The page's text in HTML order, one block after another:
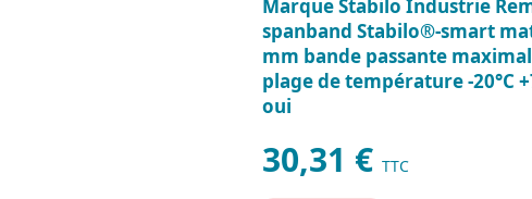
Marque Stabilo Industrie
spanband Stabilo®-smart
mm bande passante
plage de température -20°C
oui
30,31 € TTC